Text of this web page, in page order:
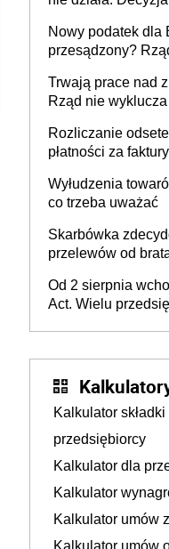
Nowy podatek dla
przesądzony?
Trwają prace nad
Rząd nie
Rozliczanie
płatności za
Wyłudzenia
co trzeba uważać
Skarbówka
przelewów od
darowizna, ale
Od 2 sierpnia
Act. Wielu
Kalkulator
przedsiębiorcy
Kalkulator dla
Kalkulator
Kalkulator umów
Kalkulator umów